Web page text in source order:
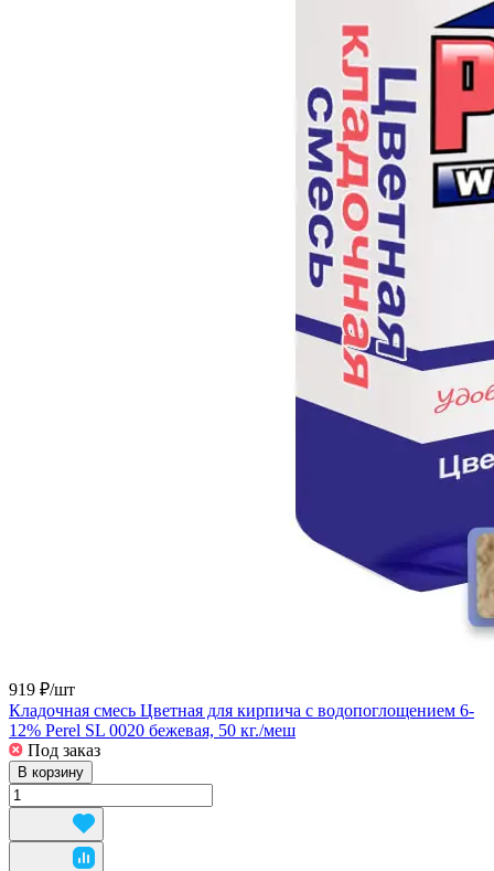
919 ₽/шт
Кладочная смесь Цветная для кирпича с водопоглощением 6-
12% Perel SL 0020 бежевая, 50 кг./меш
Под заказ
В корзину